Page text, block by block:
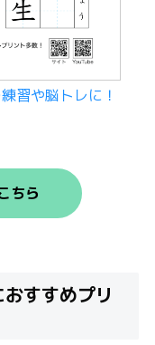
習や脳トレに！
ちら
すすめプリ